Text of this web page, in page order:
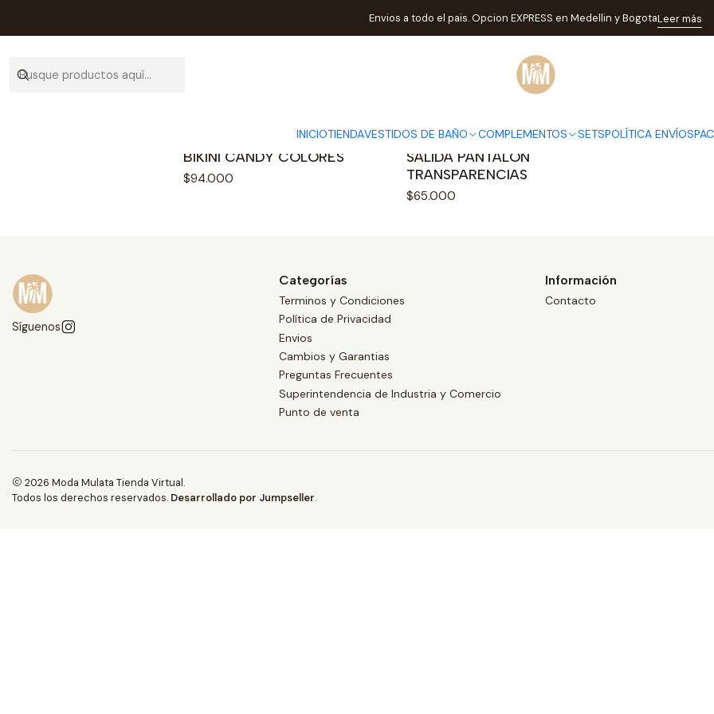
INICIOTIENDAVESTIDOS DE BAÑO COMPLEMENTOS SETSPOLÍTICA ENVÍOS
Envios a todo el pais. Opcion EXPRESS en Medellin y BogotaLeer más
Inicio candy+transparencias
candy+transparencias
BIKINI CANDY COLORES
$94.000
|
SALIDA PANTALON
TRANSPARENCIAS
$65.000
Síguenos
Categorías
Terminos y Condiciones
Política de Privacidad
Envios
Cambios y Garantias
Preguntas Frecuentes
Superintendencia de Industria y Comercio
Punto de venta
Información
Contacto
2026 Moda Mulata Tienda Virtual.
Todos los derechos reservados. Desarrollado por Jumpseller.